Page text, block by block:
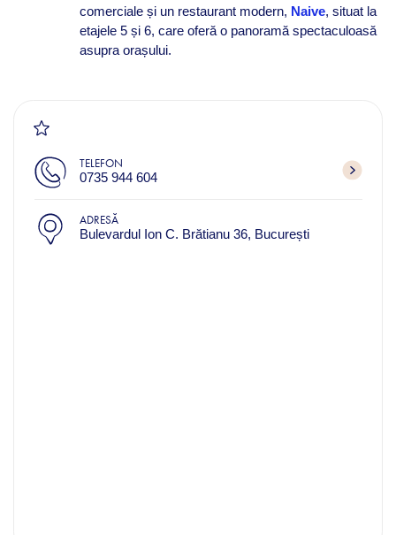
comerciale și un restaurant modern, Naive, situat la
etajele 5 și 6, care oferă o panoramă spectaculoasă
asupra orașului.
TELEFON
0735 944 604
ADRESĂ
Bulevardul Ion C. Brătianu 36, București